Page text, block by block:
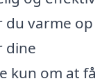
du varme op
dine
kun om at få